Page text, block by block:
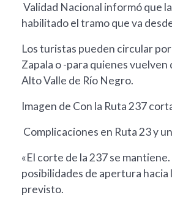
Validad Nacional informó que
habilitado el tramo que va
Los turistas pueden circular
Zapala o -para quienes
Alto Valle de Río Negro.
Imagen de Con la Ruta 237
Complicaciones en Ruta 23 y
«El corte de la 237 se
posibilidades de apertura
previsto.